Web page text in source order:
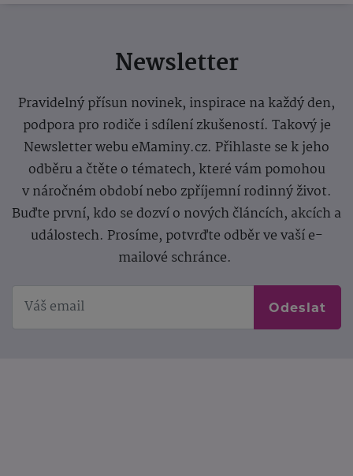
Newsletter
Pravidelný přísun novinek, inspirace na každý den,
podpora pro rodiče i sdílení zkušeností. Takový je
Newsletter webu eMaminy.cz. Přihlaste se k jeho
odběru a čtěte o tématech, které vám pomohou
v náročném období nebo zpříjemní rodinný život.
Buďte první, kdo se dozví o nových článcích, akcích a
událostech. Prosíme, potvrďte odběr ve vaší e-
mailové schránce.
Odeslat